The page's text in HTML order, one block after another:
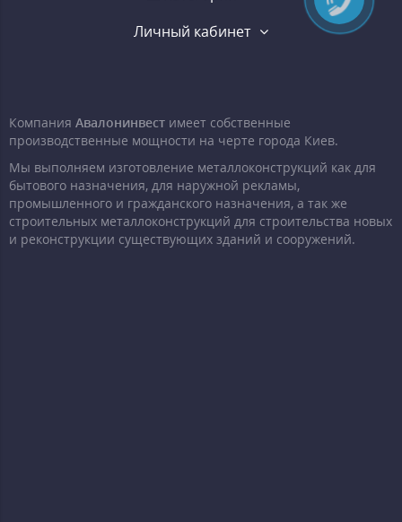
Личный кабинет
Компания Авалонинвест имеет собственные
производственные мощности на черте города Киев.
Мы выполняем изготовление металлоконструкций как для
бытового назначения, для наружной рекламы,
промышленного и гражданского назначения, а так же
строительных металлоконструкций для строительства новых
и реконструкции существующих зданий и сооружений.